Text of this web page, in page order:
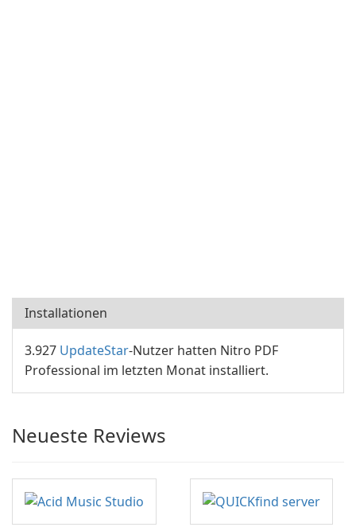
Installationen
3.927 UpdateStar-Nutzer hatten Nitro PDF
Professional im letzten Monat installiert.
Neueste Reviews